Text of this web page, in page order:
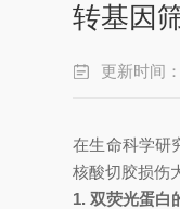
转基因
更新时间
在生命科学研
核酸切胶损伤
1. 双荧光蛋白